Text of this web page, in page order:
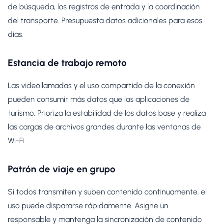
de búsqueda, los registros de entrada y la coordinación
del transporte. Presupuesta datos adicionales para esos
días.
Estancia de trabajo remoto
Las videollamadas y el uso compartido de la conexión
pueden consumir más datos que las aplicaciones de
turismo. Prioriza la estabilidad de los datos base y realiza
las cargas de archivos grandes durante las ventanas de
Wi-Fi .
Patrón de viaje en grupo
Si todos transmiten y suben contenido continuamente, el
uso puede dispararse rápidamente. Asigne un
responsable y mantenga la sincronización de contenido